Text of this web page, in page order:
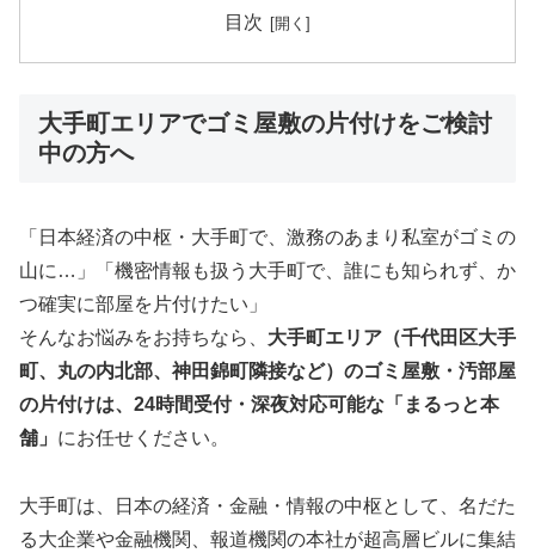
目次
大手町エリアでゴミ屋敷の片付けをご検討
中の方へ
「日本経済の中枢・大手町で、激務のあまり私室がゴミの
山に…」「機密情報も扱う大手町で、誰にも知られず、か
つ確実に部屋を片付けたい」
そんなお悩みをお持ちなら、 大手町エリア（千代田区大手
町、丸の内北部、神田錦町隣接など）のゴミ屋敷・汚部屋
の片付けは、24時間受付・深夜対応可能な「まるっと本
舗」 にお任せください。
大手町は、日本の経済・金融・情報の中枢として、名だた
る大企業や金融機関、報道機関の本社が超高層ビルに集結